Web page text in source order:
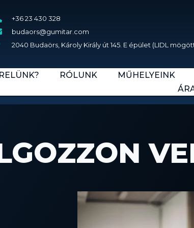
+36 23 430 328
budaors@gumitar.com
2040 Budaörs, Károly Király út 145. E épület (LIDL
RÓLUNK MŰHELYEINK